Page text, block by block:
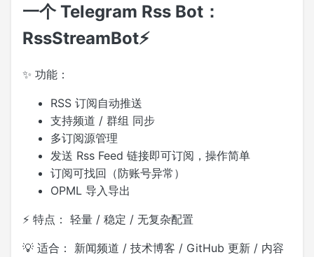
一个 Telegram Rss Bot：
RssStreamBot⚡
✨ 功能：
RSS 订阅自动推送
支持频道 / 群组 同步
多订阅源管理
发送 Rss Feed 链接即可订阅，操作简单
订阅可找回（防账号异常）
OPML 导入导出
⚡ 特点： 轻量 / 稳定 / 无复杂配置
💡 适合： 新闻频道 / 技术博客 / GitHub 更新 / 内容